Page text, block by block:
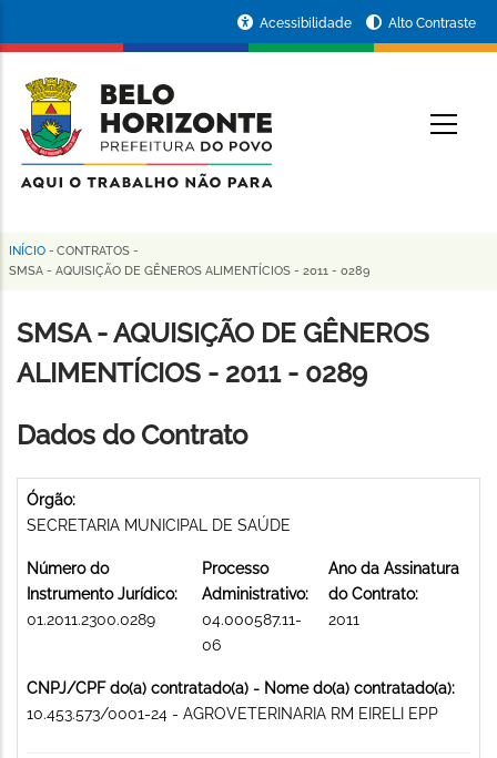
conteúdo
principal
da
Prefeitura
de
Horizonte
Acessibilidade Alto Contraste
Trilha
navegação
INÍCIO - CONTRATOS -
SMSA - AQUISIÇÃO DE GÊNEROS ALIMENTÍCIOS - 2011 - 0289
SMSA - AQUISIÇÃO DE GÊNEROS
ALIMENTÍCIOS - 2011 - 0289
Dados do Contrato
Órgão:
SECRETARIA MUNICIPAL DE SAÚDE
Número do
Instrumento Jurídico:
01.2011.2300.0289
Processo
Administrativo:
04.000587.11-
06
Ano da Assinatura
do Contrato:
2011
CNPJ/CPF do(a) contratado(a) - Nome do(a) contratado(a):
10.453.573/0001-24 - AGROVETERINARIA RM EIRELI EPP